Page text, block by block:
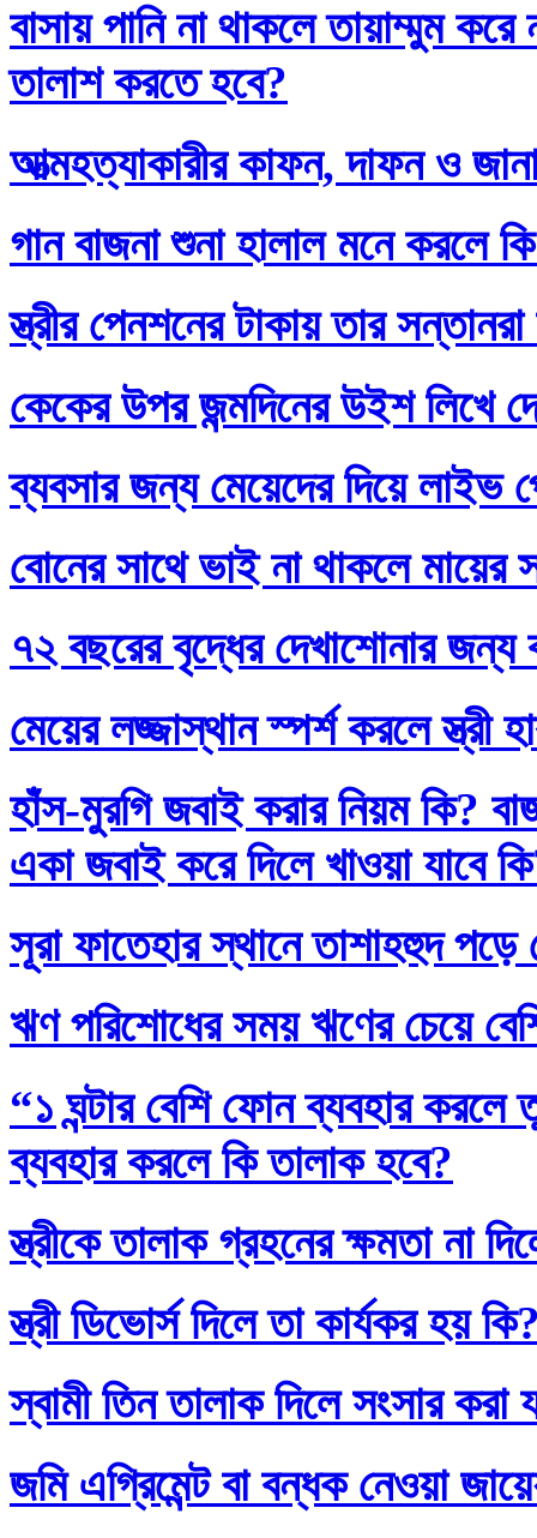
বাসায় পানি না থাকলে তায়াম্মুম
তালাশ করতে হবে?
আত্মহত্যাকারীর কাফন, দাফন ও
গান বাজনা শুনা হালাল মনে করলে
স্ত্রীর পেনশনের টাকায় তার
কেকের উপর জন্মদিনের উইশ লিখে
ব্যবসার জন্য মেয়েদের দিয়ে লাইভ
বোনের সাথে ভাই না থাকলে মায়ের
৭২ বছরের বৃদ্ধের দেখাশোনার জন্য
মেয়ের লজ্জাস্থান স্পর্শ করলে স্ত্রী
হাঁস-মুরগি জবাই করার নিয়ম কি?
একা জবাই করে দিলে খাওয়া যাবে
সূরা ফাতেহার স্থানে তাশাহহুদ
ঋণ পরিশোধের সময় ঋণের চেয়ে
“১ ঘন্টার বেশি ফোন ব্যবহার
ব্যবহার করলে কি তালাক হবে?
স্ত্রীকে তালাক গ্রহনের ক্ষমতা না
স্ত্রী ডিভোর্স দিলে তা কার্যকর হয়
স্বামী তিন তালাক দিলে সংসার করা
জমি এগ্রিমেন্ট বা বন্ধক নেওয়া